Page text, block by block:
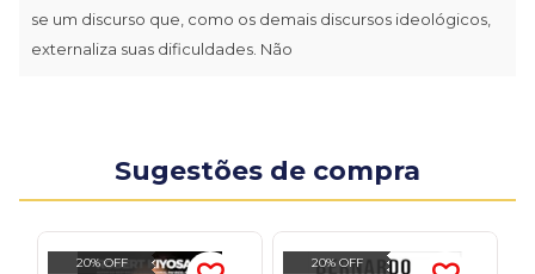
se um discurso que, como os demais discursos ideológicos,
externaliza suas dificuldades. Não
Sugestões de compra
20% OFF 20% OFF